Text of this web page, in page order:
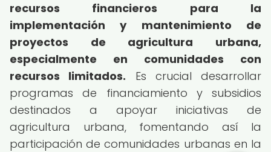
recursos financieros para la
implementación y mantenimiento de
proyectos de agricultura urbana,
especialmente en comunidades con
recursos limitados. Es crucial desarrollar
programas de financiamiento y subsidios
destinados a apoyar iniciativas de
agricultura urbana, fomentando así la
participación de comunidades urbanas en la